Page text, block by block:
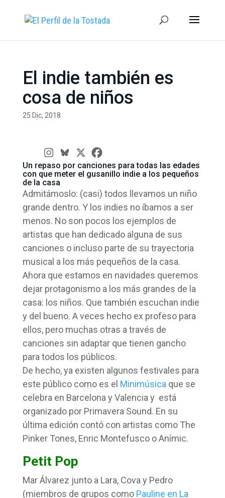
El indie también es
cosa de niños
25 Dic, 2018
Un repaso por canciones para todas las edades
con que meter el gusanillo indie a los pequeños
de la casa
Admitámoslo: (casi) todos llevamos un niño
grande dentro. Y los indies no íbamos a ser
menos. No son pocos los ejemplos de
artistas que han dedicado alguna de sus
canciones o incluso parte de su trayectoria
musical a los más pequeños de la casa.
Ahora que estamos en navidades queremos
dejar protagonismo a los más grandes de la
casa: los niños. Que también escuchan indie
y del bueno. A veces hecho ex profeso para
ellos, pero muchas otras a través de
canciones sin adaptar que tienen gancho
para todos los públicos.
De hecho, ya existen algunos festivales para
este público como es el Minimúsica que se
celebra en Barcelona y Valencia y está
organizado por Primavera Sound. En su
última edición contó con artistas como The
Pinker Tones, Enric Montefusco o Anímic.
Petit Pop
Mar Álvarez junto a Lara, Cova y Pedro
(miembros de grupos como Pauline en La